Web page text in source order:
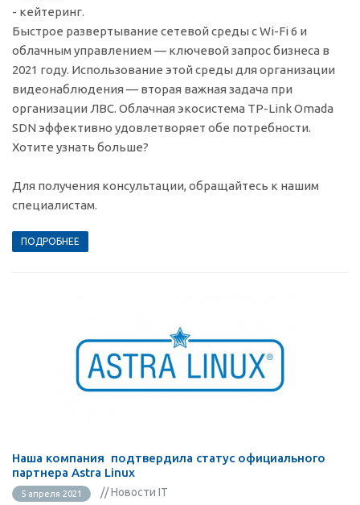
- кейтеринг.
Быстрое развертывание сетевой среды с Wi-Fi 6 и
облачным управлением — ключевой запрос бизнеса в
2021 году. Использование этой среды для организации
видеонаблюдения — вторая важная задача при
организации ЛВС. Облачная экосистема TP-Link Omada
SDN эффективно удовлетворяет обе потребности.
Хотите узнать больше?
Для получения консультации, обращайтесь к нашим
специалистам.
ПОДРОБНЕЕ
Наша компания подтвердила статус официального
партнера Astra Linux
5 апреля 2021 // Новости IT